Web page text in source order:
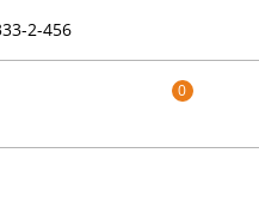
2-456
0